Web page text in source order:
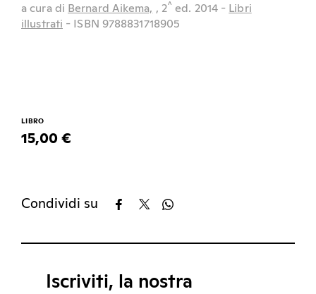
a cura di Bernard Aikema, , 2^ ed. 2014 - Libri
illustrati - ISBN 9788831718905
LIBRO
15,00 €
Condividi su
Iscriviti, la nostra